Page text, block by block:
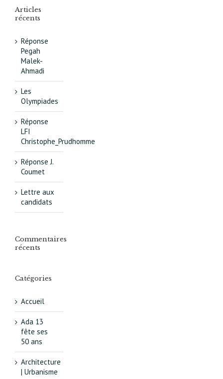
Articles
récents
Réponse
Pegah
Malek-
Ahmadi
Les
Olympiades
Réponse
LFI
Christophe_Prudhomme
Réponse J.
Coumet
Lettre aux
candidats
Commentaires
récents
Catégories
Accueil
Ada 13
fête ses
50 ans
Architecture
| Urbanisme